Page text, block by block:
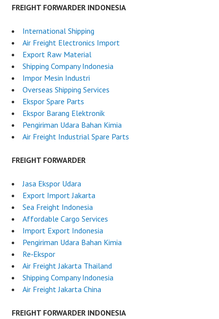
FREIGHT FORWARDER INDONESIA
International Shipping
Air Freight Electronics Import
Export Raw Material
Shipping Company Indonesia
Impor Mesin Industri
Overseas Shipping Services
Ekspor Spare Parts
Ekspor Barang Elektronik
Pengiriman Udara Bahan Kimia
Air Freight Industrial Spare Parts
FREIGHT FORWARDER
Jasa Ekspor Udara
Export Import Jakarta
Sea Freight Indonesia
Affordable Cargo Services
Import Export Indonesia
Pengiriman Udara Bahan Kimia
Re‑Ekspor
Air Freight Jakarta Thailand
Shipping Company Indonesia
Air Freight Jakarta China
FREIGHT FORWARDER INDONESIA